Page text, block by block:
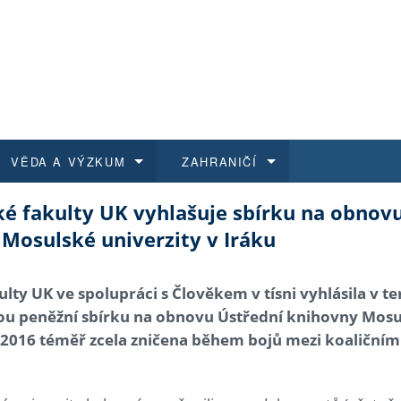
historie
benefity pro zaměstnance
FF UK
Pro
E-
a jak se přihlásit
k průběhu přijímacího řízení
a magisterské studium
VĚDA A VÝZKUM
na FF UK
ZAHRANIČÍ
a výběrová řízení
East
fakulty UK vyhlašuje sbírku na
univerzity v Iráku
UK ve spolupráci s Člověkem v tísni vyhlásila v
peněžní sbírku na obnovu Ústřední knihovny
téměř zcela zničena během bojů mezi